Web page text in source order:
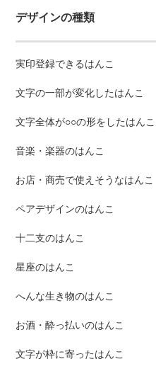
デザインの種類
実印登録できるはんこ
文字の一部が変化したはんこ
文字全体が○○の形をしたはんこ
音楽・楽器のはんこ
お店・商売で使えそうなはんこ
ペアデザインのはんこ
十二支のはんこ
星座のはんこ
へんな生き物のはんこ
お酒・酔っ払いのはんこ
文字が枠に寄ったはんこ